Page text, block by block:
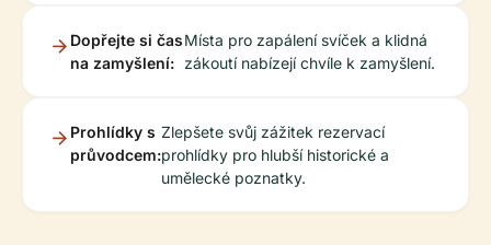
Dopřejte si čas
na zamyšlení:
Místa pro zapálení svíček a klidná
zákoutí nabízejí chvíle k zamyšlení.
Prohlídky s
průvodcem:
Zlepšete svůj zážitek rezervací
prohlídky pro hlubší historické a
umělecké poznatky.